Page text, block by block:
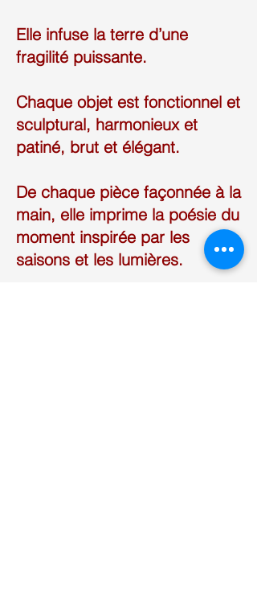
Elle infuse la terre d’une
fragilité puissante.
Chaque objet est fonctionnel et
sculptural, harmonieux et
patiné, brut et élégant.
De chaque pièce façonnée à la
main, elle imprime la poésie du
moment inspirée par les
saisons et les lumières.